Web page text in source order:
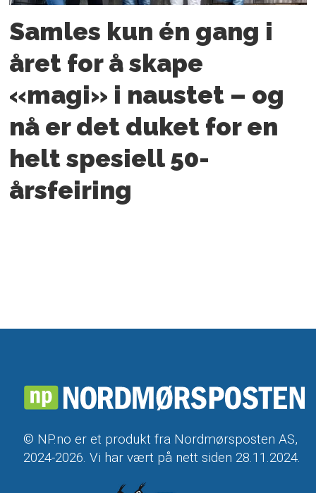
Samles kun én gang i
året for å skape
«magi» i naustet – og
nå er det duket for en
helt spesiell 50-
årsfeiring
© NP.no er et produkt fra Nordmørsposten AS,
2024-2026. Vi har vært på nett siden 28.11.2024.